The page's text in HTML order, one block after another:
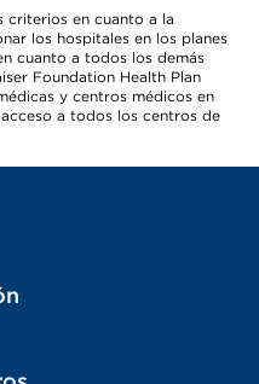
criterios en cuanto a la
los hospitales en los planes
cuanto a todos los demás
Foundation Health Plan
y centros médicos en
a todos los centros de